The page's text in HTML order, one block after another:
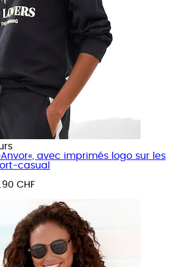
avec imprimés logo sur les
casual
CHF